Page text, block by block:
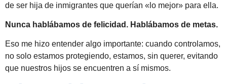
de ser hija de inmigrantes que querían «lo mejor» para ella.
Nunca hablábamos de felicidad. Hablábamos de metas.
Eso me hizo entender algo importante: cuando controlamos,
no solo estamos protegiendo, estamos, sin querer, evitando
que nuestros hijos se encuentren a sí mismos.